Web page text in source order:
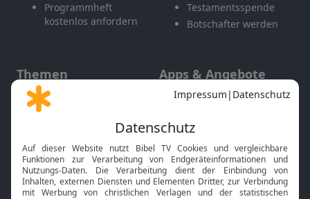
Programmheft
kostenlos anfordern
Testamentsspende
Botschafter werden
Themen
Gott und Bibel erklärt
Neuigkeiten
Apps & Angebote
Mobile App
Smart TV
HbbTV
Bibelthek Online-Bibel